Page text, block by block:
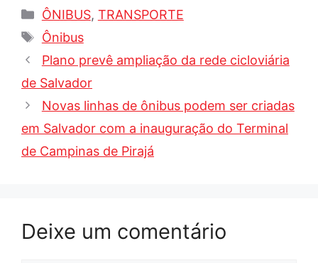
Categorias
ÔNIBUS, TRANSPORTE
Tags
Ônibus
Plano prevê ampliação da rede cicloviária
de Salvador
Novas linhas de ônibus podem ser criadas
em Salvador com a inauguração do Terminal
de Campinas de Pirajá
Deixe um comentário